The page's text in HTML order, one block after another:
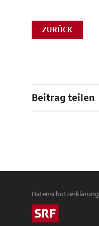
ZURÜCK
Beitrag teilen
Datenschutzerklärung